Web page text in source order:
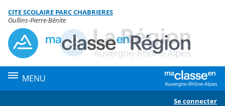
Menu de la rubrique
Contenu
CITE SCOLAIRE PARC CHABRIERES
Oullins-Pierre-Bénite
MENU
Se connecter